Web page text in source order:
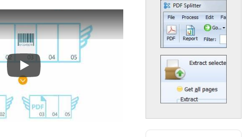
How to split PDFs into separate files